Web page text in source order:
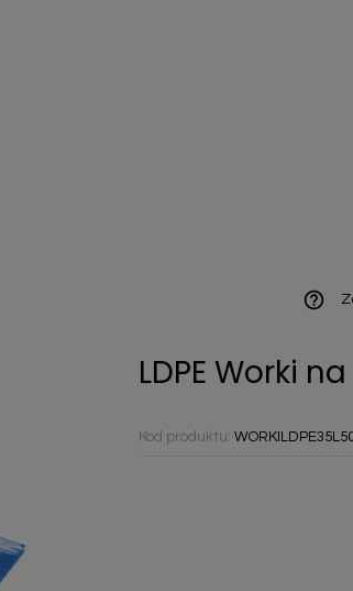
help_outline
LDPE Worki
Kod produktu: